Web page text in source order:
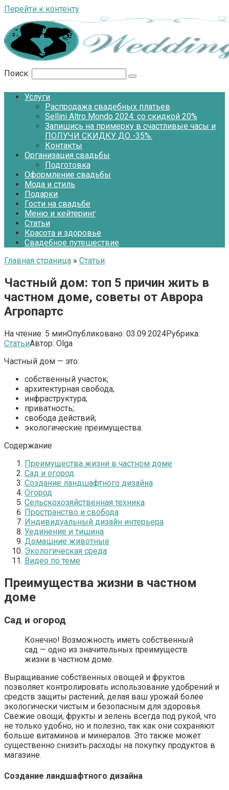
Перейти к контенту
Поиск:
Услуги
Распродажа свадебных платьев
Sellini Altro Mondo 2024: со скидкой 20%
Запишись на примерку в счастливые часы и
ПОЛУЧИ СКИДКУ ДО -35%.
Контакты
Организация свадьбы
Подготовка
Оформление свадьбы
Мода и стиль
Подарки
Гости на свадьбе
Меню и кейтеринг
Статьи
Красота и здоровье
Свадебное путешествие
Главная страница » Статьи
Частный дом: топ 5 причин жить в
частном доме, советы от Аврора
Агропартс
На чтение: 5 минОпубликовано: 03.09.2024Рубрика:
СтатьиАвтор: Olga
Частный дом — это:
собственный участок;
архитектурная свобода;
инфраструктура;
приватность;
свобода действий;
экологические преимущества.
Содержание
Преимущества жизни в частном доме
Сад и огород
Создание ландшафтного дизайна
Огород
Сельскохозяйственная техника
Пространство и свобода
Индивидуальный дизайн интерьера
Уединение и тишина
Домашние животные
Экологическая среда
Видео по теме
Преимущества жизни в частном
доме
Сад и огород
Конечно! Возможность иметь собственный
сад — одно из значительных преимуществ
жизни в частном доме.
Выращивание собственных овощей и фруктов
позволяет контролировать использование удобрений и
средств защиты растений, делая ваш урожай более
экологически чистым и безопасным для здоровья.
Свежие овощи, фрукты и зелень всегда под рукой, что
не только удобно, но и полезно, так как они сохраняют
больше витаминов и минералов. Это также может
существенно снизить расходы на покупку продуктов в
магазине.
Создание ландшафтного дизайна